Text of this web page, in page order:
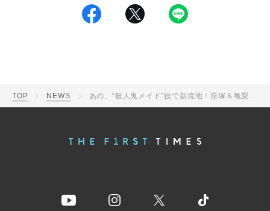
TOP NEWS あの、“殺人鬼メイド”役で新境地！窪塚＆亀梨も「ハマりすぎ」と絶賛の『外道の歌 SEASON2』新場面写真解禁